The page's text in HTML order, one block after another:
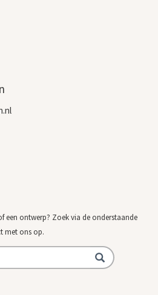
een ontwerp? Zoek via de onderstaande
met ons op.